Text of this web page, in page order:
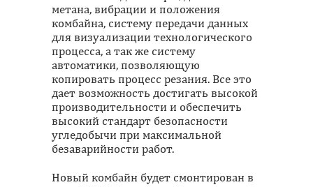
метана, вибрации и положения
комбайна, систему передачи данных
для визуализации технологического
процесса, а так же систему
автоматики, позволяющую
копировать процесс резания. Все это
дает возможность достигать высокой
производительности и обеспечить
высокий стандарт безопасности
угледобычи при максимальной
безаварийности работ.
Новый комбайн будет смонтирован в